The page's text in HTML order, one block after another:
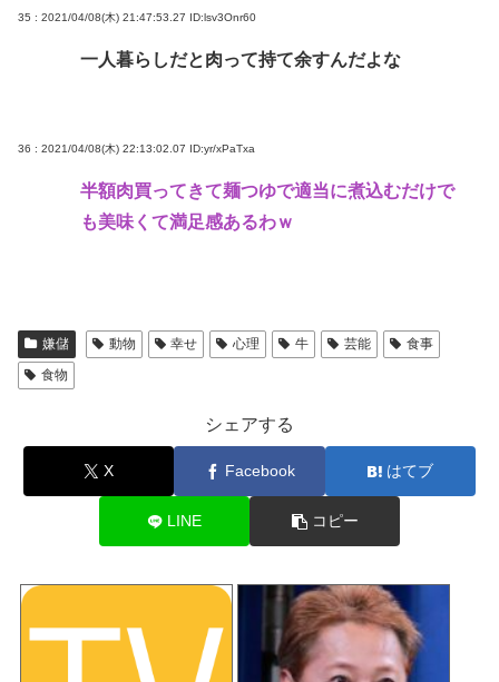
35 : 2021/04/08(木) 21:47:53.27 ID:lsv3Onr60
一人暮らしだと肉って持て余すんだよな
36 : 2021/04/08(木) 22:13:02.07 ID:yr/xPaTxa
半額肉買ってきて麺つゆで適当に煮込むだけで
も美味くて満足感あるわｗ
嫌儲 動物 幸せ 心理 牛 芸能
食事
食物
シェアする
X Facebook はてブ
LINE コピー